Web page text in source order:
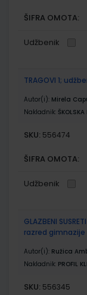
ŠIFRA OMOTA:
Udžbenik
TRAGOVI 1;
Autor(i): Mirela
Nakladnik:
SKU: 556474
ŠIFRA OMOTA:
Udžbenik
GLAZBENI
razred gimnazije
Autor(i): Ružica
Nakladnik: PROFIL
SKU: 556345